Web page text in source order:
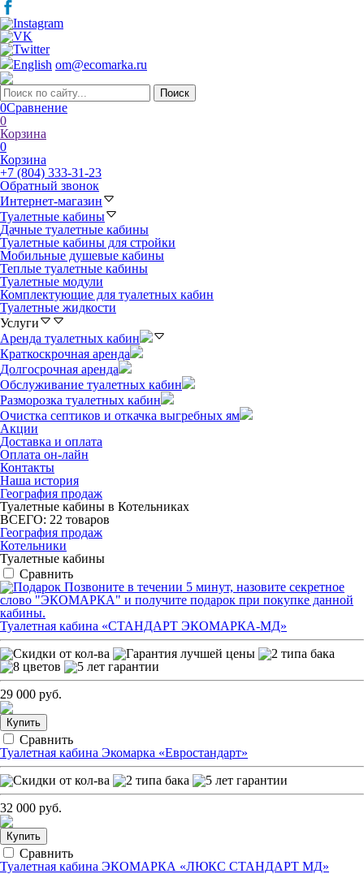
English om@ecomarka.ru
0Сравнение
0
Корзина
0
Корзина
+7 (804) 333-31-23
Обратный звонок
Интернет-магазин
Туалетные кабины
Дачные туалетные кабины
Туалетные кабины для стройки
Мобильные душевые кабины
Теплые туалетные кабины
Туалетные модули
Комплектующие для туалетных кабин
Туалетные жидкости
Услуги
Аренда туалетных кабин
Краткоскрочная аренда
Долгосрочная аренда
Обслуживание туалетных кабин
Разморозка туалетных кабин
Очистка септиков и откачка выгребных ям
Акции
Доставка и оплата
Оплата он-лайн
Контакты
Наша история
География продаж
Туалетные кабины в Котельниках
ВСЕГО: 22 товаров
География продаж
Котельники
Туалетные кабины
Сравнить
Позвоните в течении 5 минут, назовите секретное
слово "ЭКОМАРКА" и получите подарок при покупке данной
кабины.
Туалетная кабина «СТАНДАРТ ЭКОМАРКА-МД»
29 000 руб.
Купить
Сравнить
Туалетная кабина Экомарка «Евростандарт»
32 000 руб.
Купить
Сравнить
Туалетная кабина ЭКОМАРКА «ЛЮКС СТАНДАРТ МД»